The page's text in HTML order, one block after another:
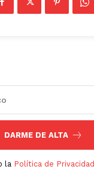
DARME DE ALTA
la Política de Privacidad